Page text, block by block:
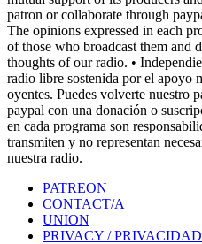
patron or collaborate through
The opinions expressed in each
of those who broadcast them and
thoughts of our radio. •
radio libre sostenida por el apoyo
oyentes. Puedes volverte nuestro
paypal con una donación o
en cada programa son
transmiten y no representan
nuestra radio.
PATREON
CONTACT/A
UNION
PRIVACY / PRIVACIDAD